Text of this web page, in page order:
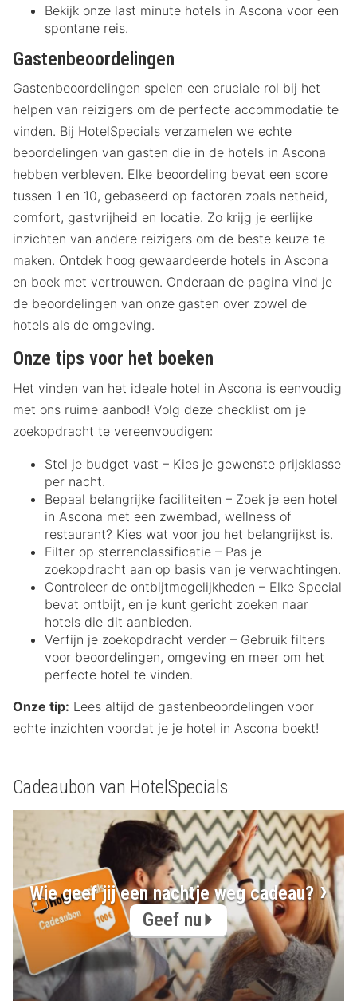
Bekijk onze last minute hotels in Ascona voor een
spontane reis.
Gastenbeoordelingen
Gastenbeoordelingen spelen een cruciale rol bij het
helpen van reizigers om de perfecte accommodatie te
vinden. Bij HotelSpecials verzamelen we echte
beoordelingen van gasten die in de hotels in Ascona
hebben verbleven. Elke beoordeling bevat een score
tussen 1 en 10, gebaseerd op factoren zoals netheid,
comfort, gastvrijheid en locatie. Zo krijg je eerlijke
inzichten van andere reizigers om de beste keuze te
maken. Ontdek hoog gewaardeerde hotels in Ascona
en boek met vertrouwen. Onderaan de pagina vind je
de beoordelingen van onze gasten over zowel de
hotels als de omgeving.
Onze tips voor het boeken
Het vinden van het ideale hotel in Ascona is eenvoudig
met ons ruime aanbod! Volg deze checklist om je
zoekopdracht te vereenvoudigen:
Stel je budget vast – Kies je gewenste prijsklasse
per nacht.
Bepaal belangrijke faciliteiten – Zoek je een hotel
in Ascona met een zwembad, wellness of
restaurant? Kies wat voor jou het belangrijkst is.
Filter op sterrenclassificatie – Pas je
zoekopdracht aan op basis van je verwachtingen.
Controleer de ontbijtmogelijkheden – Elke Special
bevat ontbijt, en je kunt gericht zoeken naar
hotels die dit aanbieden.
Verfijn je zoekopdracht verder – Gebruik filters
voor beoordelingen, omgeving en meer om het
perfecte hotel te vinden.
Onze tip: Lees altijd de gastenbeoordelingen voor
echte inzichten voordat je je hotel in Ascona boekt!
Cadeaubon van HotelSpecials
Wie geef jij een nachtje weg cadeau?
Geef nu